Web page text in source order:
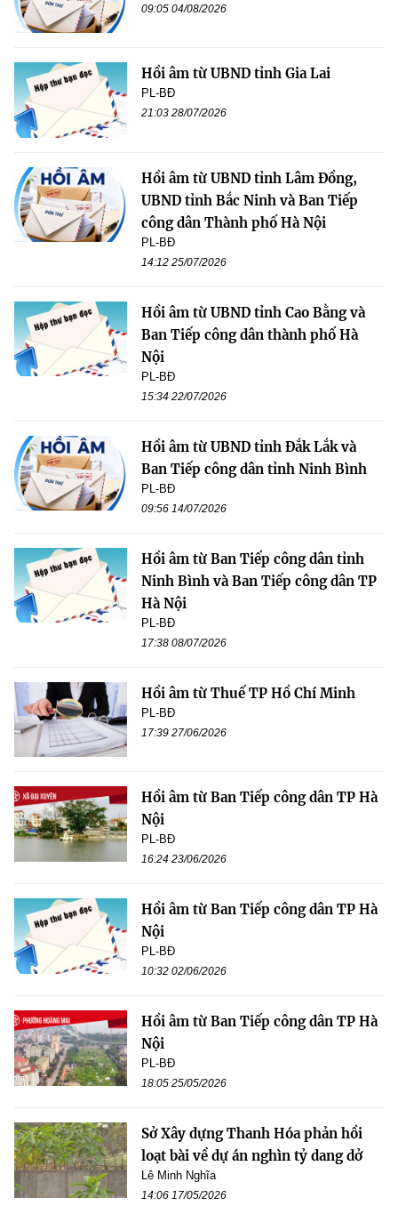
09:05 04/08/2026
Hồi âm từ UBND tỉnh Gia Lai
PL-BĐ
21:03 28/07/2026
Hồi âm từ UBND tỉnh Lâm Đồng,
UBND tỉnh Bắc Ninh và Ban Tiếp
công dân Thành phố Hà Nội
PL-BĐ
14:12 25/07/2026
Hồi âm từ UBND tỉnh Cao Bằng và
Ban Tiếp công dân thành phố Hà
Nội
PL-BĐ
15:34 22/07/2026
Hồi âm từ UBND tỉnh Đắk Lắk và
Ban Tiếp công dân tỉnh Ninh Bình
PL-BĐ
09:56 14/07/2026
Hồi âm từ Ban Tiếp công dân tỉnh
Ninh Bình và Ban Tiếp công dân TP
Hà Nội
PL-BĐ
17:38 08/07/2026
Hồi âm từ Thuế TP Hồ Chí Minh
PL-BĐ
17:39 27/06/2026
Hồi âm từ Ban Tiếp công dân TP Hà
Nội
PL-BĐ
16:24 23/06/2026
Hồi âm từ Ban Tiếp công dân TP Hà
Nội
PL-BĐ
10:32 02/06/2026
Hồi âm từ Ban Tiếp công dân TP Hà
Nội
PL-BĐ
18:05 25/05/2026
Sở Xây dựng Thanh Hóa phản hồi
loạt bài về dự án nghìn tỷ dang dở
Lê Minh Nghĩa
14:06 17/05/2026